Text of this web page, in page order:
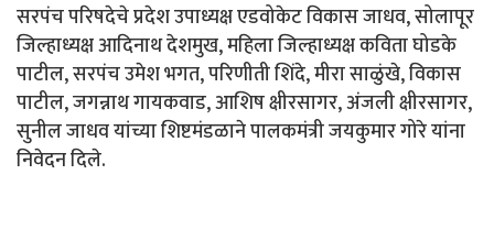
सरपंच परिषदेचे प्रदेश उपाध्यक्ष एडवोकेट विकास जाधव, सोलापूर
जिल्हाध्यक्ष आदिनाथ देशमुख, महिला जिल्हाध्यक्ष कविता घोडके
पाटील, सरपंच उमेश भगत, परिणीती शिंदे, मीरा साळुंखे, विकास
पाटील, जगन्नाथ गायकवाड, आशिष क्षीरसागर, अंजली क्षीरसागर,
सुनील जाधव यांच्या शिष्टमंडळाने पालकमंत्री जयकुमार गोरे यांना
निवेदन दिले.